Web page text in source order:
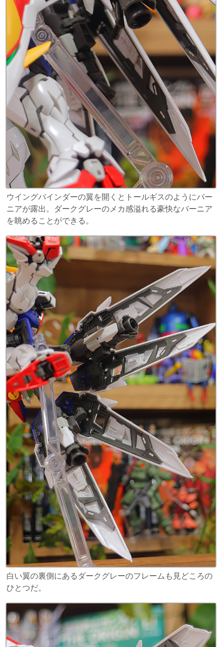
ウイングバインダーの翼を開くとトールギスのようにバー
ニアが露出。ダークグレーのメカ感溢れる豪快なバーニア
を眺めることができる。
白い翼の裏側にあるダークグレーのフレームも見どころの
ひとつだ。